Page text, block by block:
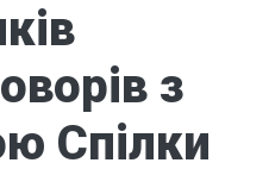
з
Спілки